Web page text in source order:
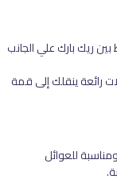
الجوي في مدينة تبليسي عام 2012 يربط بين ريك بارك علي الجانب
رائعة ينقلك إلى قمة
للعوائل